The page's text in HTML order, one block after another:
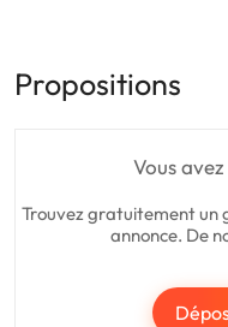
Propositions
Vous
Trouvez gratuitement un
annonce. De